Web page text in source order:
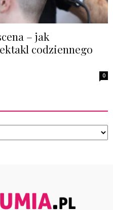
– jak
codziennego
0